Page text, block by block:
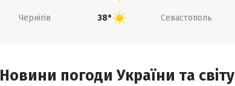
Чернігів 38° Севастополь
Новини погоди України та світу